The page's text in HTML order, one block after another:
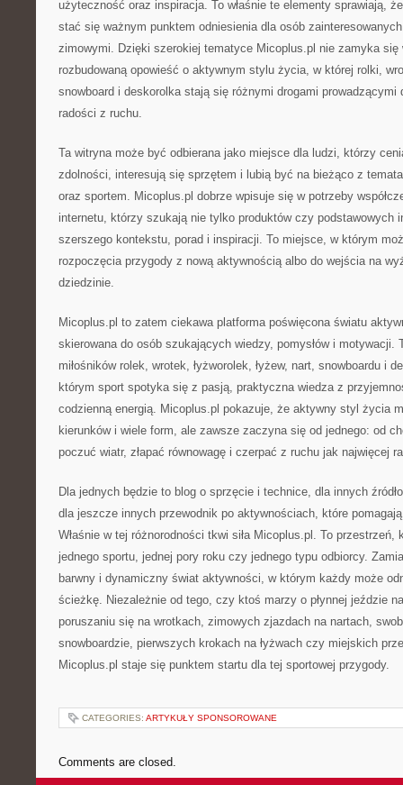
użyteczność oraz inspiracja. To właśnie te elementy sprawiają,
stać się ważnym punktem odniesienia dla osób
zimowymi. Dzięki szerokiej tematyce Micoplus.pl nie zamyka się
rozbudowaną opowieść o aktywnym stylu życia, w której rolki,
snowboard i deskorolka stają się różnymi drogami prowadzącymi
radości z ruchu.
Ta witryna może być odbierana jako miejsce dla ludzi, którzy
zdolności, interesują się sprzętem i lubią być na bieżąco z
oraz sportem. Micoplus.pl dobrze wpisuje się w potrzeby
internetu, którzy szukają nie tylko produktów czy podstawowych
szerszego kontekstu, porad i inspiracji. To miejsce, w którym
rozpoczęcia przygody z nową aktywnością albo do wejścia na
dziedzinie.
Micoplus.pl to zatem ciekawa platforma poświęcona światu
skierowana do osób szukających wiedzy, pomysłów i motywacji.
miłośników rolek, wrotek, łyżworolek, łyżew, nart, snowboardu i
którym sport spotyka się z pasją, praktyczna wiedza z
codzienną energią. Micoplus.pl pokazuje, że aktywny styl życia
kierunków i wiele form, ale zawsze zaczyna się od jednego: od
poczuć wiatr, złapać równowagę i czerpać z ruchu jak najwięcej
Dla jednych będzie to blog o sprzęcie i technice, dla innych
dla jeszcze innych przewodnik po aktywnościach, które
Właśnie w tej różnorodności tkwi siła Micoplus.pl. To przestrzeń,
jednego sportu, jednej pory roku czy jednego typu odbiorcy.
barwny i dynamiczny świat aktywności, w którym każdy może
ścieżkę. Niezależnie od tego, czy ktoś marzy o płynnej jeździe
poruszaniu się na wrotkach, zimowych zjazdach na nartach,
snowboardzie, pierwszych krokach na łyżwach czy miejskich
Micoplus.pl staje się punktem startu dla tej sportowej przygody.
CATEGORIES: ARTYKUŁY SPONSOROWANE
Comments are closed.